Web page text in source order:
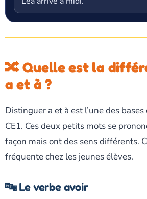
🔀 Quelle est la
a et à ?
Distinguer a et à est l’une des bases
CE1. Ces deux petits mots se
façon mais ont des sens différents.
fréquente chez les jeunes élèves.
🔤 Le verbe avoir